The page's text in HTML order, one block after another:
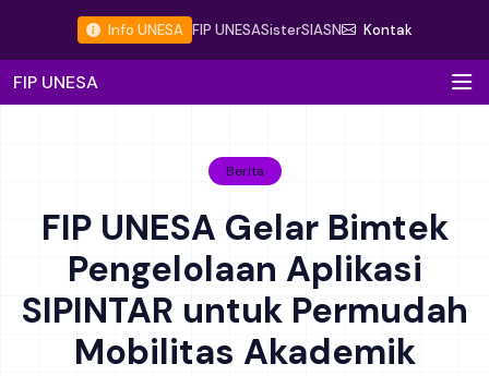
Info UNESA FIP UNESASisterSIASN Kontak
FIP UNESA
Berita
FIP UNESA Gelar Bimtek
Pengelolaan Aplikasi
SIPINTAR untuk Permudah
Mobilitas Akademik